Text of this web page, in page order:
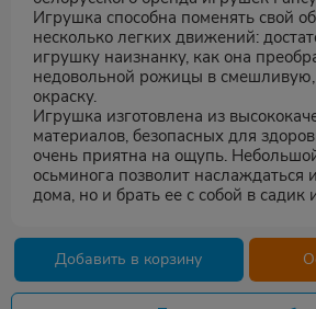
Игрушка способна поменять свой
несколько легких движений:
игрушку наизнанку, как она
недовольной рожицы в
окраску.
Игрушка изготовлена из
материалов, безопасных для
очень приятна на ощупь.
осьминога позволит наслаждаться
дома, но и брать ее с собой в садик
Добавить в корзину